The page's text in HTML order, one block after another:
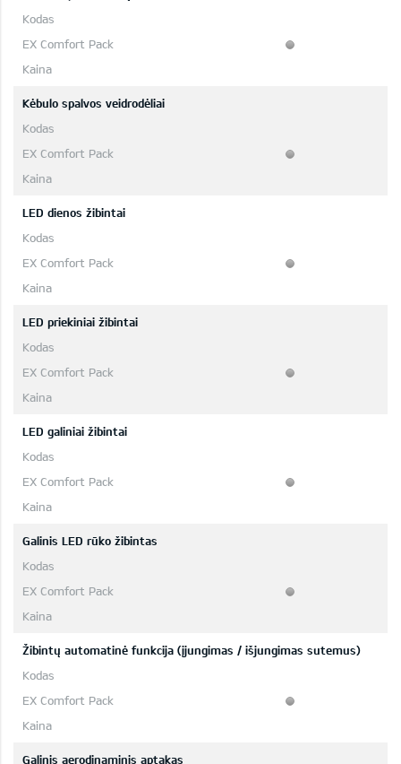
Kėbulo spalvos veidrodėliai
LED dienos žibintai
LED priekiniai žibintai
LED galiniai žibintai
Galinis LED rūko žibintas
Žibintų automatinė funkcija (įjungimas / išjungimas sutemus)
Galinis aerodinaminis aptakas